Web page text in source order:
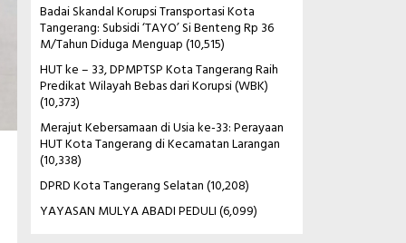
Badai Skandal Korupsi Transportasi Kota
Tangerang: Subsidi ‘TAYO’ Si Benteng Rp 36
M/Tahun Diduga Menguap(10,515)
HUT ke – 33, DPMPTSP Kota Tangerang Raih
Predikat Wilayah Bebas dari Korupsi (WBK)
(10,373)
Merajut Kebersamaan di Usia ke-33: Perayaan
HUT Kota Tangerang di Kecamatan Larangan
(10,338)
DPRD Kota Tangerang Selatan(10,208)
YAYASAN MULYA ABADI PEDULI(6,099)